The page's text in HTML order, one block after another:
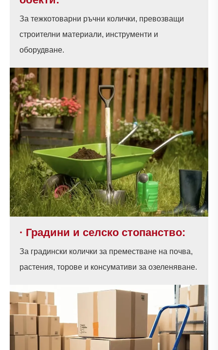
За тежкотоварни ръчни колички, превозващи
строителни материали, инструменти и
оборудване.
· Градини и селско стопанство:
За градински колички за преместване на почва,
растения, торове и консумативи за озеленяване.